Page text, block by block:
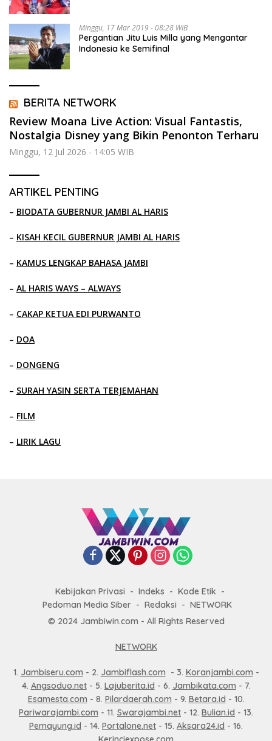
Minggu, 17 Mar 2019 - 08:28 WIB
Pergantian Jitu Luis Milla yang Mengantar
Indonesia ke Semifinal
BERITA NETWORK
Review Moana Live Action: Visual Fantastis,
Nostalgia Disney yang Bikin Penonton Terharu
Minggu, 12 Jul 2026 - 14:05 WIB
ARTIKEL PENTING
– BIODATA GUBERNUR JAMBI AL HARIS
– KISAH KECIL GUBERNUR JAMBI AL HARIS
– KAMUS LENGKAP BAHASA JAMBI
– AL HARIS WAYS – ALWAYS
– CAKAP KETUA EDI PURWANTO
– DOA
– DONGENG
– SURAH YASIN SERTA TERJEMAHAN
– FILM
– LIRIK LAGU
Kebijakan Privasi Indeks
Kode Etik
Pedoman Media Siber
Redaksi
NETWORK
© 2024 Jambiwin.com - All Rights Reserved
NETWORK
1. Jambiseru.com - 2. Jambiflash.com - 3. Koranjambi.com -
4. Angsoduo.net- 5. Lajuberita.id - 6. Jambikata.com - 7.
Esamesta.com - 8. Pilardaerah.com - 9. Betara.id - 10.
Pariwarajambi.com - 11. Swarajambi.net - 12. Bulian.id - 13.
Pemayung.id - 14. Portalone.net - 15. Aksara24.id - 16.